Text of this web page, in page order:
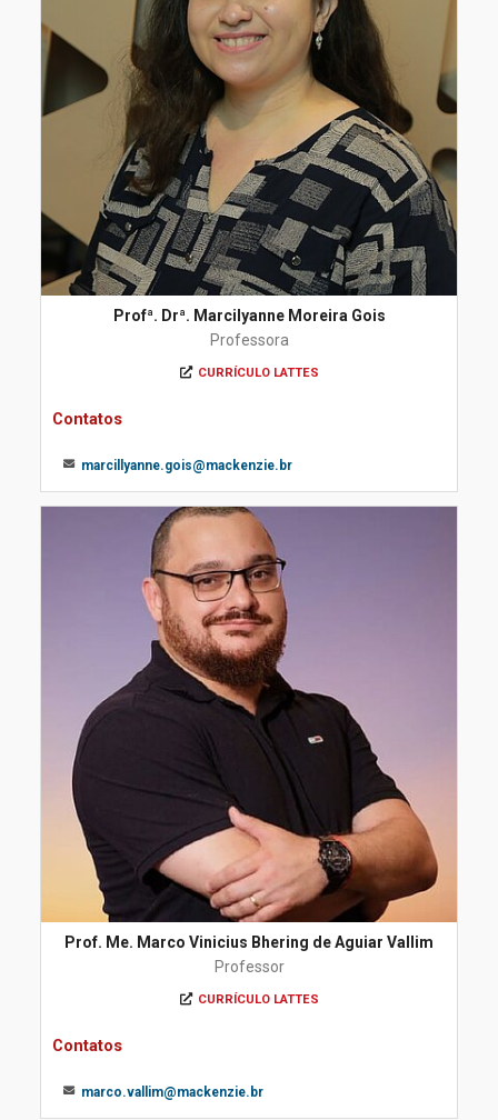
Profª. Drª. Marcilyanne Moreira Gois
Professora
CURRÍCULO LATTES
Contatos
marcillyanne.gois@mackenzie.br
Prof. Me. Marco Vinicius Bhering de Aguiar Vallim
Professor
CURRÍCULO LATTES
Contatos
marco.vallim@mackenzie.br